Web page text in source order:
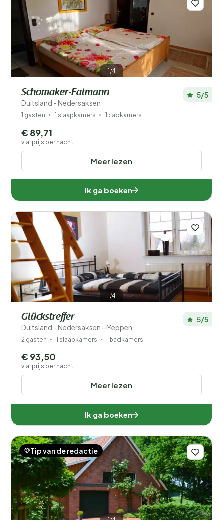
Voorzieningen
Wellness
1/4
Schomaker-Fatmann
Duitsland - Nedersaksen
5/5
1 gasten 1 slaapkamers 1 badkamers
Meer lezen
€ 89,71
v.a. prijs per nacht
Ik ga boeken
1/4
Glückstreffer
Duitsland - Nedersaksen - Meppen
5/5
2 gasten 1 slaapkamers 1 badkamers
Meer lezen
€ 93,50
v.a. prijs per nacht
Ik ga boeken
Tip van de redactie